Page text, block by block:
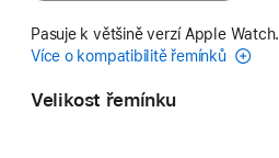
Pasuje k většině verzí Apple Watch.
Více o kompatibilitě řemínků
Velikost řemínku